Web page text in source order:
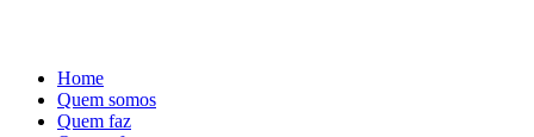
Home
Quem somos
Quem faz